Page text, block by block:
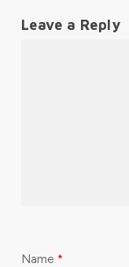
Leave a Reply
Name *